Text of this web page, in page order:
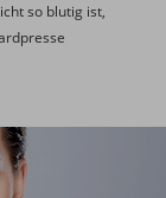
so blutig ist,